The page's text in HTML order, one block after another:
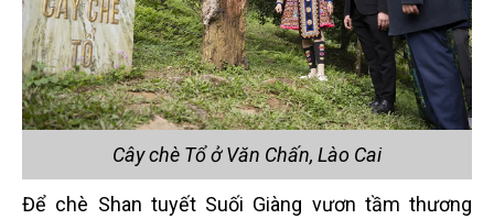
Cây chè Tổ ở Văn Chấn, Lào Cai
Để chè Shan tuyết Suối Giàng vươn tầm thương